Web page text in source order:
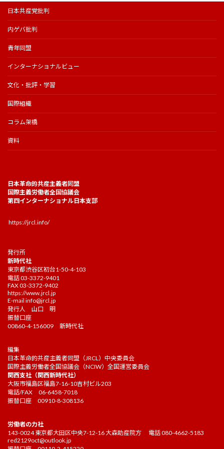
日本共産党批判
内ゲバ批判
青年同盟
インターナショナルビュー
文化・批評・学習
国際組織
コラム架橋
資料
日本革命的共産主義者同盟
国際主義労働者全国協議会
第四インターナショナル日本支部
https://jrcl.info/
発行所
新時代社
東京都渋谷区初台1-50-4-103
電話 03-3372-9401
FAX 03-3372-9402
https://www.jrcl.jp
E-mail info@jrcl.jp
発行人 山口 明
振替口座
00860-4-156009 新時代社
編集
日本革命的共産主義者同盟（JRCL）中央委員会
国際主義労働者全国協議会（NCIW）全国運営委員会
関西支社（関西新時代社）
大阪市福島区福島7-16-10吉村ビル203
電話/FAX 06-6458-7018
振替口座 00910-8-308136
労働者の力社
143-0024 東京都大田区中央7-12-16 大森助産院方 電話 080-4662-5183
red2129oct@outlook.jp